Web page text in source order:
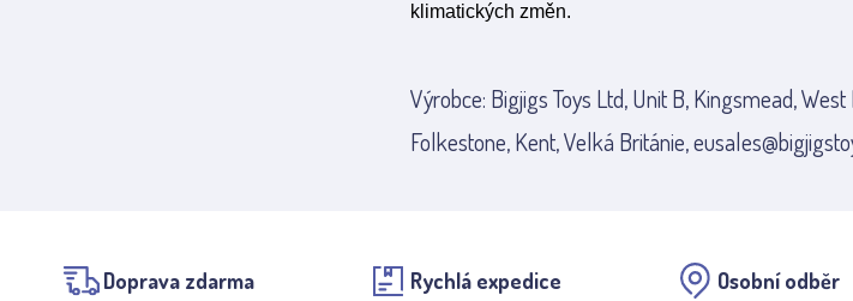
klimatických změn.
Výrobce: Bigjigs Toys Ltd, Unit B, Kingsmead,
Folkestone, Kent, Velká Británie,
Doprava zdarma Rychlá expedice Osobní odběr